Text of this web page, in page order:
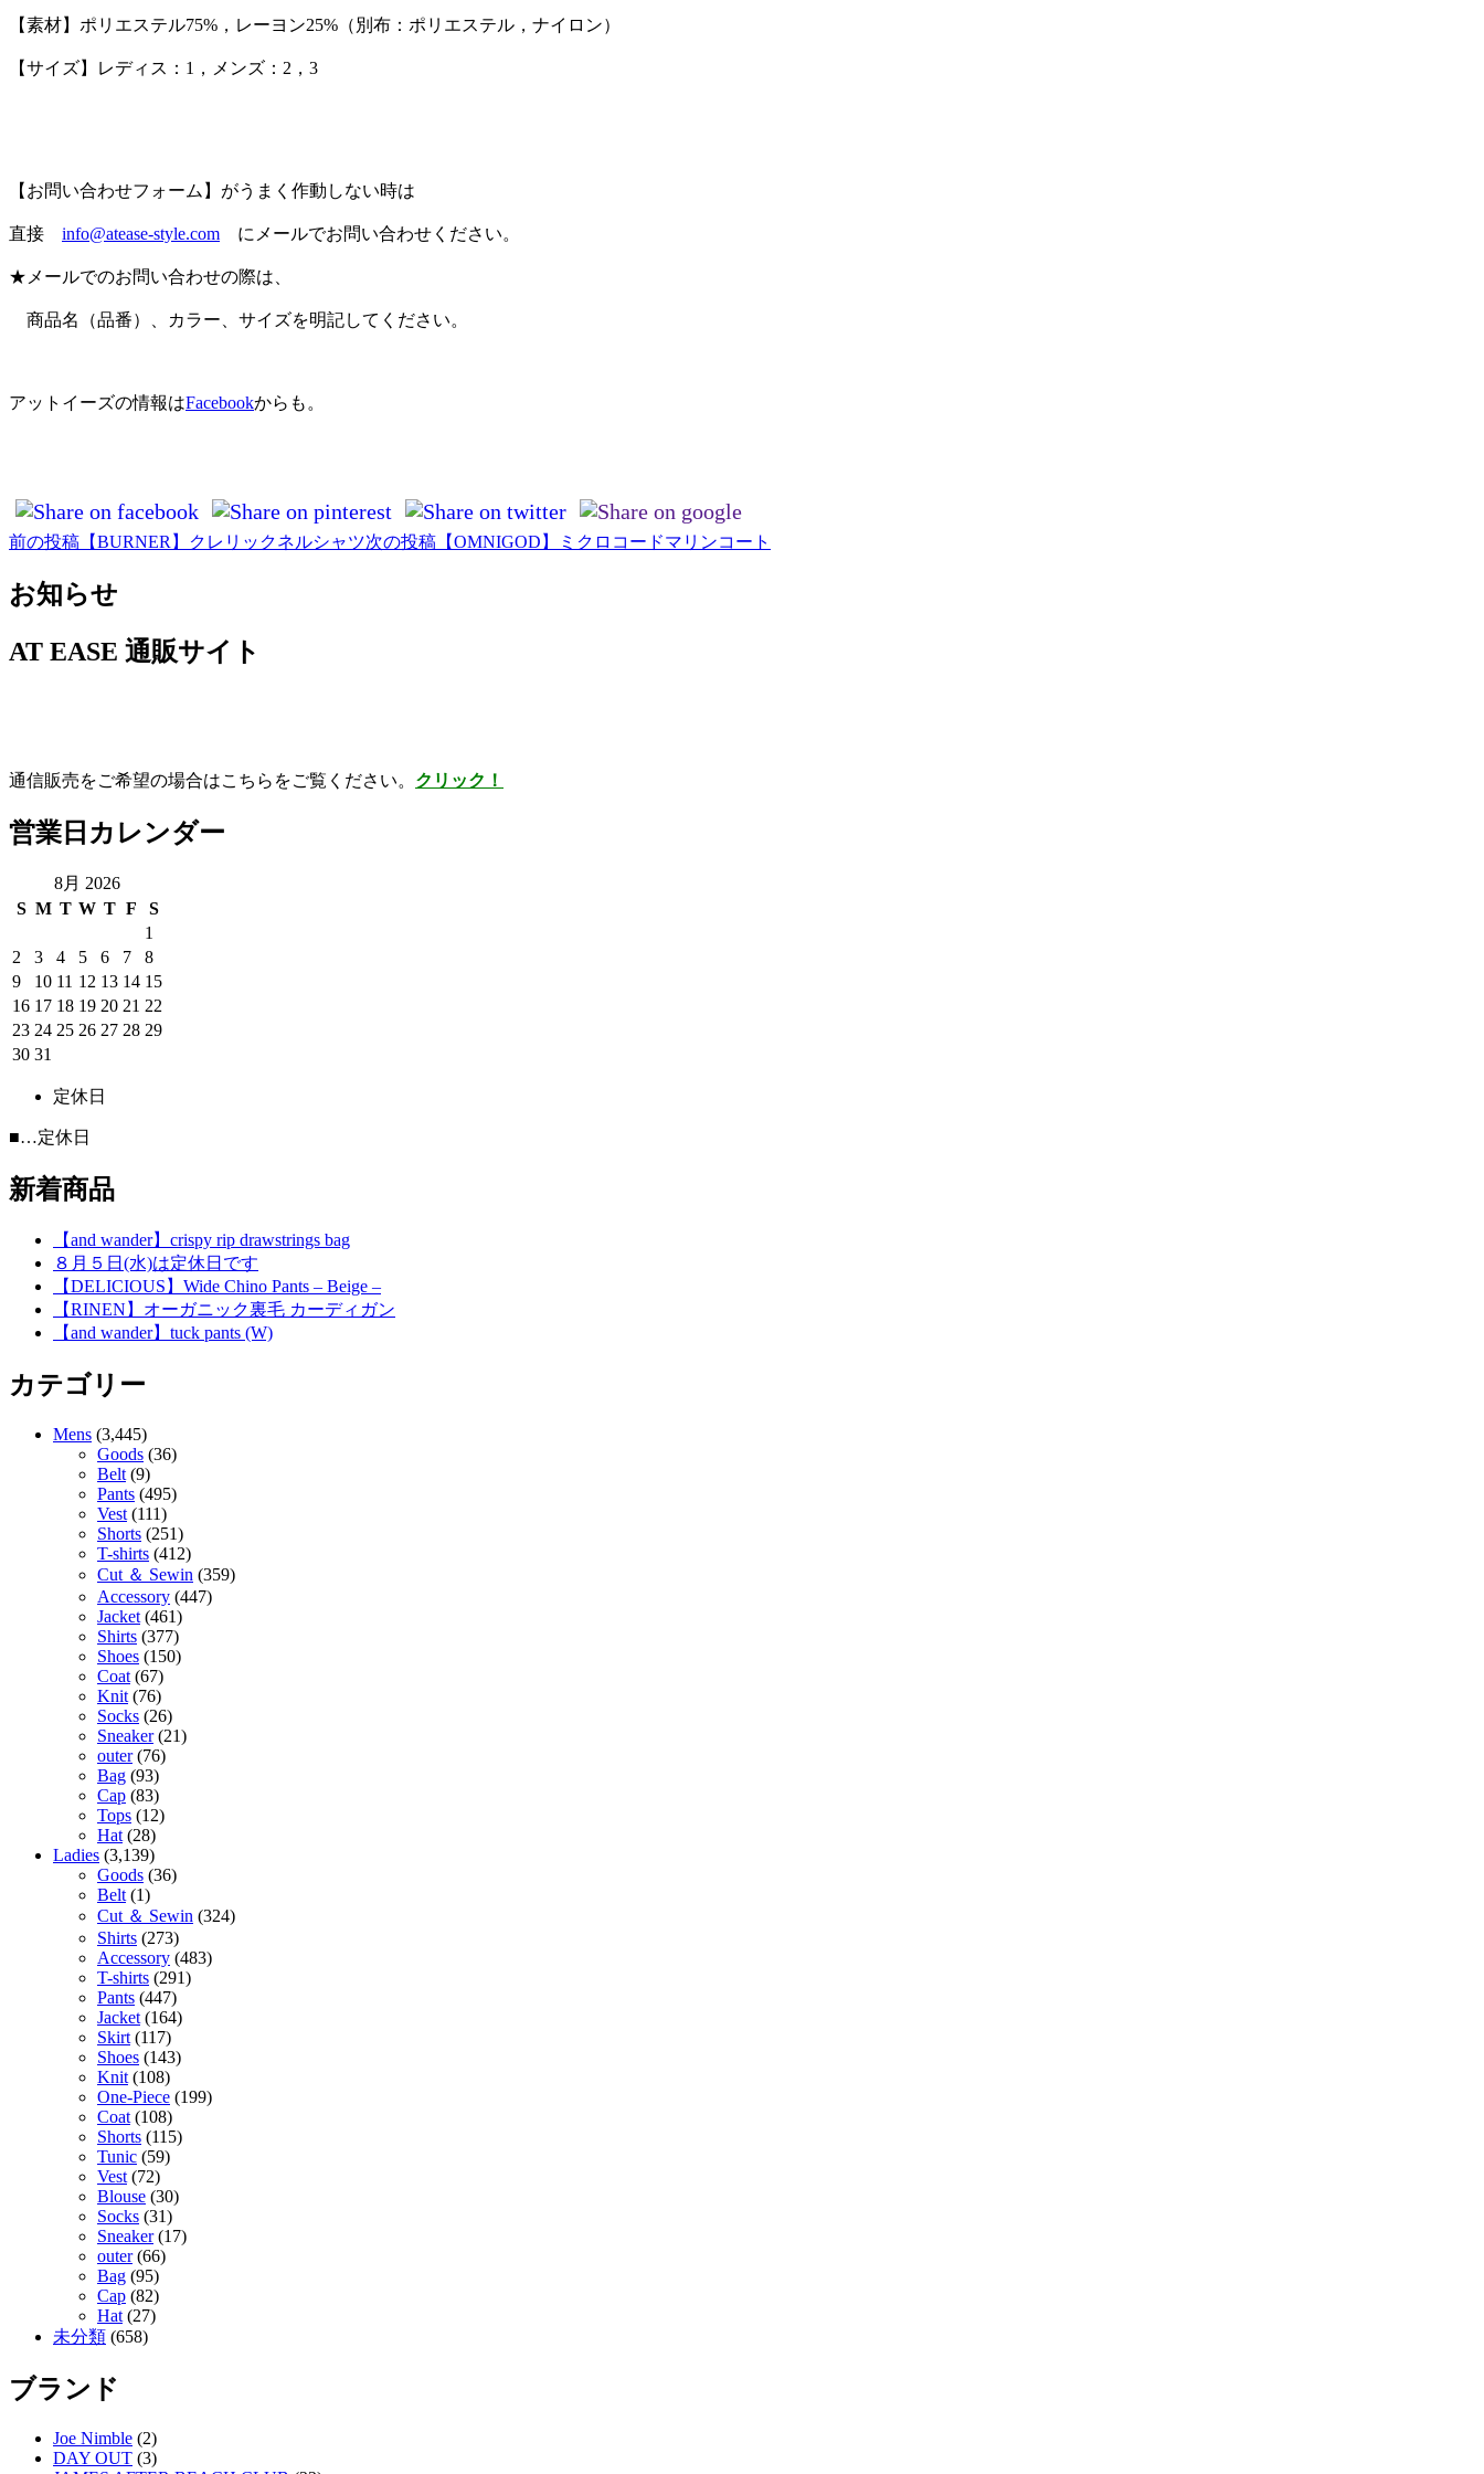
【素材】ポリエステル75%，レーヨン25%（別布：ポリエステル，ナイロン）
【サイズ】レディス：1，メンズ：2，3
【お問い合わせフォーム】がうまく作動しない時は
直接 info@atease-style.com にメールでお問い合わせください。
★メールでのお問い合わせの際は、
商品名（品番）、カラー、サイズを明記してください。
アットイーズの情報はFacebookからも。
投
稿
ビ
ョ
ン
前の投稿 【BURNER】クレリックネルシャツ次の投稿 【OMNIGOD】ミクロコードマリンコート
お知らせ
AT EASE 通販サイト
通信販売をご希望の場合はこちらをご覧ください。 クリック！
営業日カレンダー
8月 2026
S M T W T F
S
1
2
3 4 5 6 7
8
9
10 11 12 13 14 15
16 17 18 19 20 21 22
23 24 25 26 27 28 29
30 31
定休日
■…定休日
新着商品
【and wander】crispy rip drawstrings bag
８月５日(水)は定休日です
【DELICIOUS】Wide Chino Pants – Beige –
【RINEN】オーガニック裏毛 カーディガン
【and wander】tuck pants (W)
カテゴリー
Mens (3,445)
Goods (36)
Belt (9)
Pants (495)
Vest (111)
Shorts (251)
T-shirts (412)
Cut ＆ Sewin (359)
Accessory (447)
Jacket (461)
Shirts (377)
Shoes (150)
Coat (67)
Knit (76)
Socks (26)
Sneaker(21)
outer(76)
Bag (93)
Cap (83)
Tops (12)
Hat (28)
Ladies (3,139)
Goods (36)
Belt (1)
Cut ＆ Sewin (324)
Shirts (273)
Accessory (483)
T-shirts (291)
Pants (447)
Jacket (164)
Skirt (117)
Shoes (143)
Knit (108)
One-Piece (199)
Coat (108)
Shorts (115)
Tunic (59)
Vest (72)
Blouse (30)
Socks (31)
Sneaker(17)
outer(66)
Bag (95)
Cap (82)
Hat (27)
未分類 (658)
ブランド
Joe Nimble (2)
DAY OUT (3)